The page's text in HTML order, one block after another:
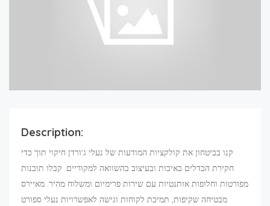
Description:
קנו בביטחון את קולקציות המודעות של נעלי ג'ורדן חיקוי תוך כדי
חקירת הבדלים באיכות ובעיצוב בהשוואה למקוריים. קבלו תובנות
מפורטות וחלופות אותנטיות עם שירות פרימיום ומשלוח מהיר. מאיירס
מבטיחה שקיפות, תמיכת לקוחות וגישה לאפשרויות נעלי ספורט